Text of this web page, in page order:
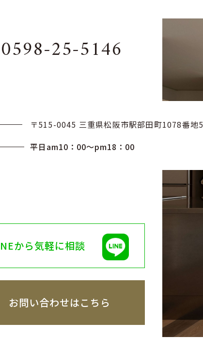
25-5146
〒515-0045 三重県松阪市駅部田町1078番地5
平日am10：00〜pm18：00
から気軽に相談
お問い合わせはこちら